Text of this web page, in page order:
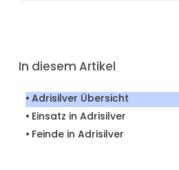
In diesem Artikel
Adrisilver Übersicht
Einsatz in Adrisilver
Feinde in Adrisilver